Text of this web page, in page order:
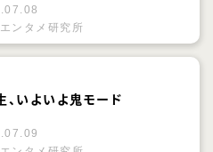
きゃヤバイんじゃないの? その
するの? 西野さん
ンタメ研究所
、いよいよ鬼モード